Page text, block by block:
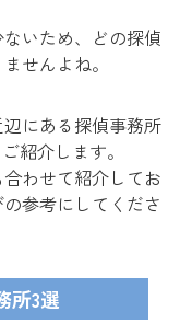
いため、どの探偵
せんよね。
にある探偵事務所
紹介します。
わせて紹介してお
参考にしてくださ
所3選